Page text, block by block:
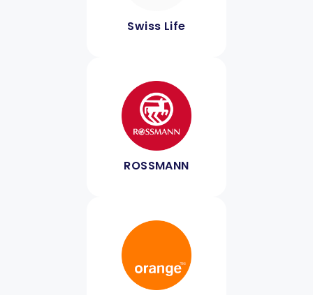
Swiss Life
ROSSMANN